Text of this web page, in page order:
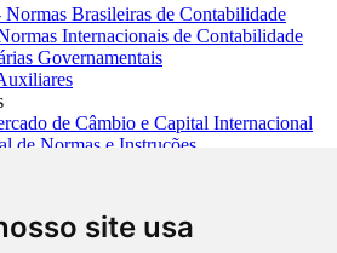
site usa
Brasileiras de Contabilidade
Internacionais de Contabilidade
Governamentais
de Câmbio e Capital Internacional
de Normas e Instruções
de Títulos e Valores Mobiliários
de Crédito Rural
de Organização do SFN
de Supervisão Bancária